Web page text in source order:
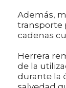
Además,
transporte
cadenas
Herrera
de la
durante la